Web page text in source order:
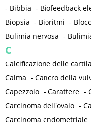
- Bibbia - Biofeedback
Biopsia - Bioritmi -
Bulimia nervosa -
C
Calcificazione delle
Calma -Cancro della
Capezzolo -Carattere -
Carcinoma dell'ovaio -
Carcinoma endometriale